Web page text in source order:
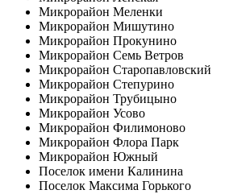
Микрорайон Меленки
Микрорайон Мишутино
Микрорайон Прокунино
Микрорайон Семь Ветров
Микрорайон Старопавловский
Микрорайон Степурино
Микрорайон Трубицыно
Микрорайон Усово
Микрорайон Филимоново
Микрорайон Флора Парк
Микрорайон Южный
Поселок имени Калинина
Поселок Максима Горького